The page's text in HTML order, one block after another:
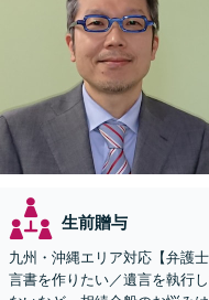
生前贈与
九州・沖縄エリア対応【弁護
言書を作りたい／遺言を執行